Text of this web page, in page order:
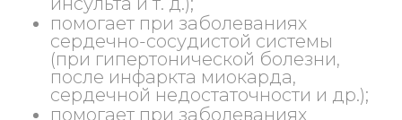
помогает при заболеваниях
сердечно-сосудистой системы
(при гипертонической болезни,
после инфаркта миокарда,
сердечной недостаточности и др.);
помогает при заболеваниях